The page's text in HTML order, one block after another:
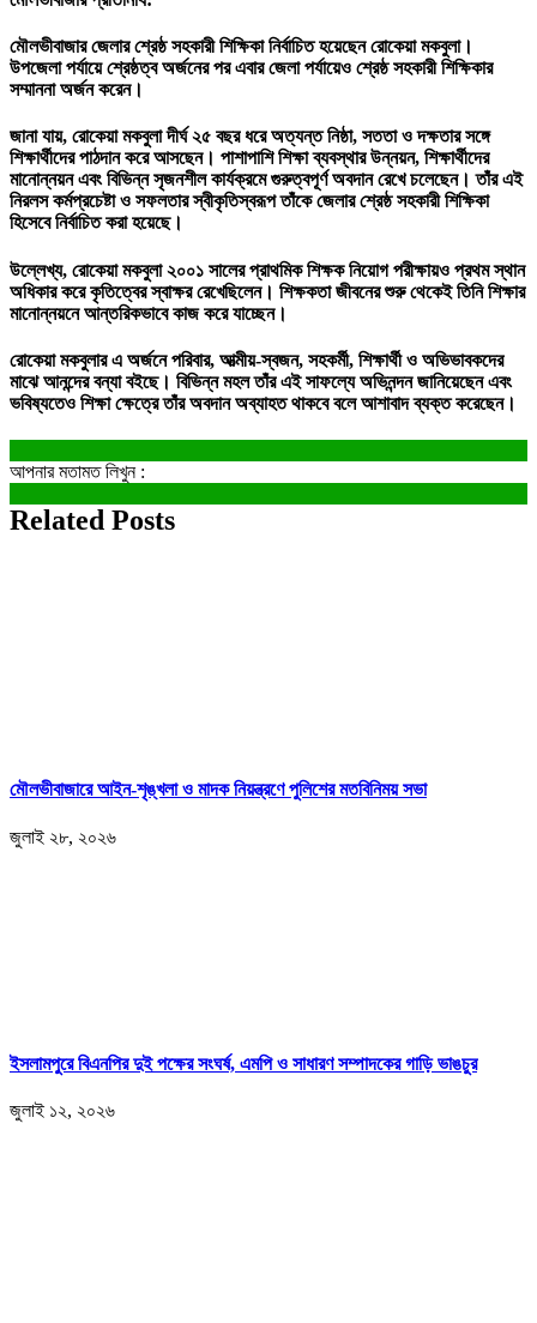
মৌলভীবাজার জেলার শ্রেষ্ঠ সহকারী শিক্ষিকা নির্বাচিত হয়েছেন রোকেয়া মকবুলা।
উপজেলা পর্যায়ে শ্রেষ্ঠত্ব অর্জনের পর এবার জেলা পর্যায়েও শ্রেষ্ঠ সহকারী শিক্ষিকার
সম্মাননা অর্জন করেন।
জানা যায়, রোকেয়া মকবুলা দীর্ঘ ২৫ বছর ধরে অত্যন্ত নিষ্ঠা, সততা ও দক্ষতার সঙ্গে
শিক্ষার্থীদের পাঠদান করে আসছেন। পাশাপাশি শিক্ষা ব্যবস্থার উন্নয়ন, শিক্ষার্থীদের
মানোন্নয়ন এবং বিভিন্ন সৃজনশীল কার্যক্রমে গুরুত্বপূর্ণ অবদান রেখে চলেছেন। তাঁর এই
নিরলস কর্মপ্রচেষ্টা ও সফলতার স্বীকৃতিস্বরূপ তাঁকে জেলার শ্রেষ্ঠ সহকারী শিক্ষিকা
হিসেবে নির্বাচিত করা হয়েছে।
উল্লেখ্য, রোকেয়া মকবুলা ২০০১ সালের প্রাথমিক শিক্ষক নিয়োগ পরীক্ষায়ও প্রথম স্থান
অধিকার করে কৃতিত্বের স্বাক্ষর রেখেছিলেন। শিক্ষকতা জীবনের শুরু থেকেই তিনি শিক্ষার
মানোন্নয়নে আন্তরিকভাবে কাজ করে যাচ্ছেন।
রোকেয়া মকবুলার এ অর্জনে পরিবার, আত্মীয়-স্বজন, সহকর্মী, শিক্ষার্থী ও অভিভাবকদের
মাঝে আনন্দের বন্যা বইছে। বিভিন্ন মহল তাঁর এই সাফল্যে অভিনন্দন জানিয়েছেন এবং
ভবিষ্যতেও শিক্ষা ক্ষেত্রে তাঁর অবদান অব্যাহত থাকবে বলে আশাবাদ ব্যক্ত করেছেন।
আপনার মতামত লিখুন :
Related Posts
মৌলভীবাজারে আইন-শৃঙ্খলা ও মাদক নিয়ন্ত্রণে পুলিশের মতবিনিময় সভা
জুলাই ২৮, ২০২৬
ইসলামপুরে বিএনপির দুই পক্ষের সংঘর্ষ, এমপি ও সাধারণ সম্পাদকের গাড়ি ভাঙচুর
জুলাই ১২, ২০২৬